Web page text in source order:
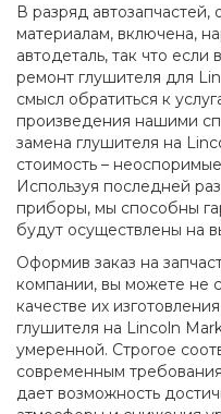
В разряд
материалам, включена,
автодеталь, так что
ремонт глушителя для
смысл обратиться к
произведения нашими
замена глушителя на
стоимость –
Используя последней
приборы, мы способны
будут осуществлены на
Оформив заказ на
компании, вы можете не
качестве их
глушителя на Lincoln
умеренной. Строгое
современным
дает возможность